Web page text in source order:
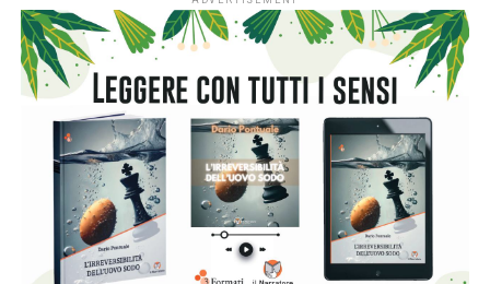
Il librodi Angelica Gerosa
racconta il collage come un
gioco di immaginazione e progettazione: un’arte che nasce
dalla capacità di osservare il mondo, raccogliere
frammenti, immaginare ciò che ancora non esiste e
costruirlo pezzo dopo pezzo. Animali fantastici, volti
inventati, geometrie, manifesti e paesaggi prendono forma
grazie all’incontro tra creatività, sensibilità e attenzione
alla composizione.
La stessa attitudine attraversa il lavoro di Nicoletta Fasani,
dove ogni abito nasce da un processo di ricerca e